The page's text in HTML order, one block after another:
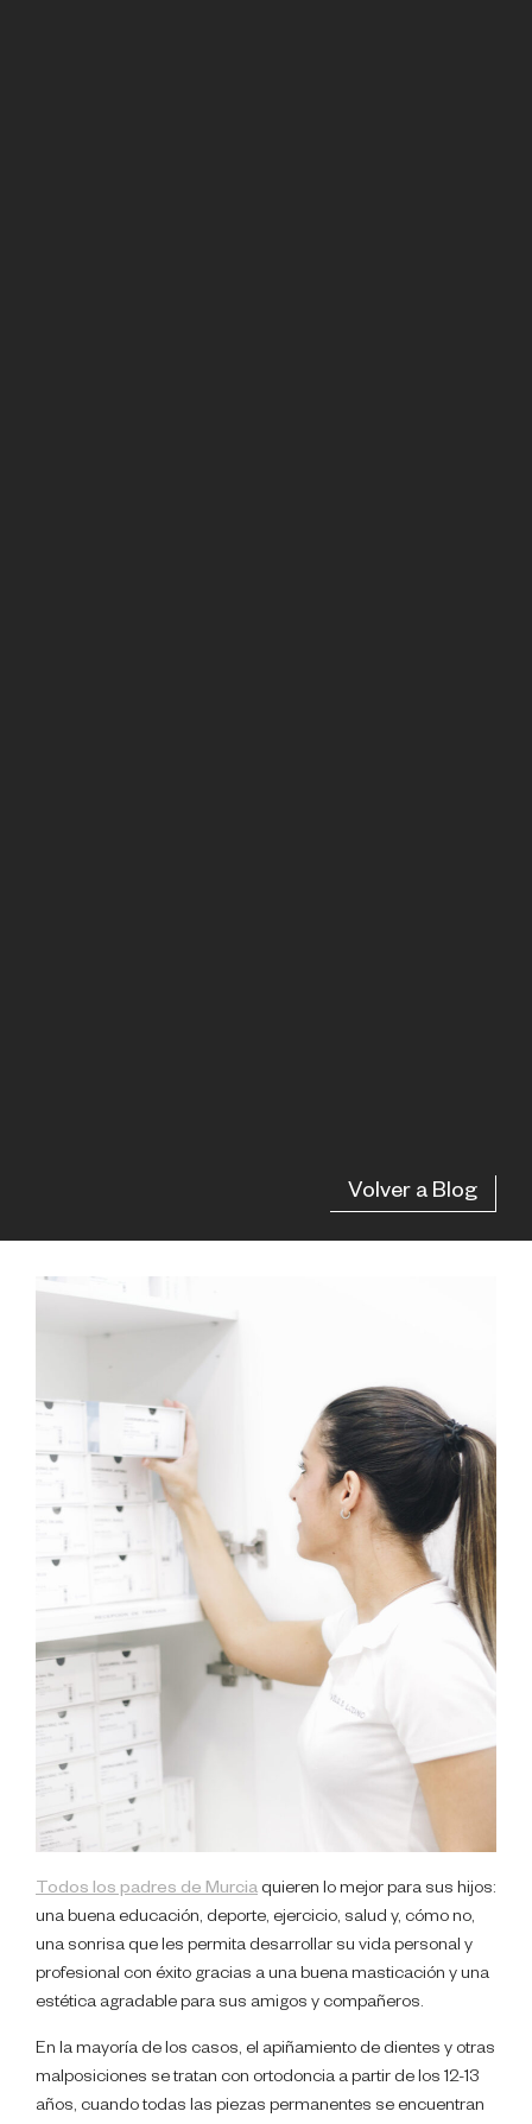
Volver a Blog
Todos los padres de Murcia quieren lo mejor para sus hijos:
una buena educación, deporte, ejercicio, salud y, cómo no,
una sonrisa que les permita desarrollar su vida personal y
profesional con éxito gracias a una buena masticación y una
estética agradable para sus amigos y compañeros.
En la mayoría de los casos, el apiñamiento de dientes y otras
malposiciones se tratan con ortodoncia a partir de los 12-13
años, cuando todas las piezas permanentes se encuentran